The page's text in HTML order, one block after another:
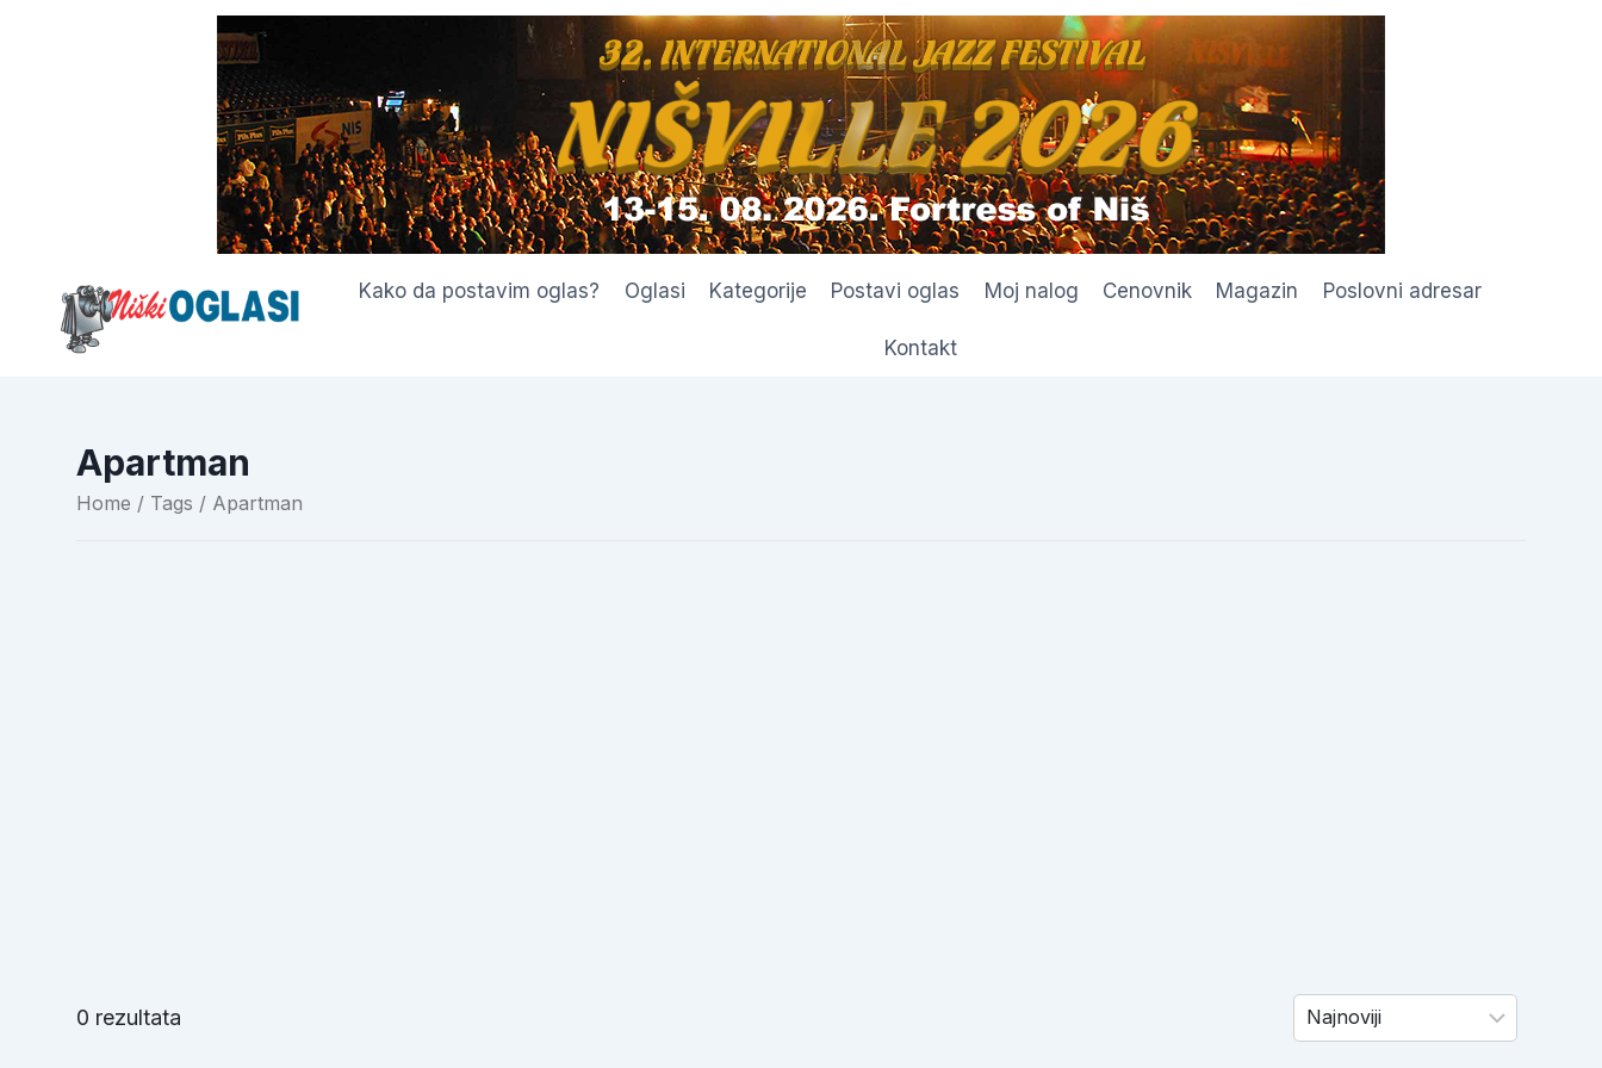
Kako da postavim oglas? Oglasi Kategorije Postavi oglas Moj nalog Cenovnik Magazin Poslovni adresar
Kontakt
Apartman
Home / Tags / Apartman
0 rezultata